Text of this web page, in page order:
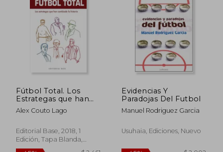
Fútbol Total. Los
Estrategas que han
Cambiado la Historia
Alex Couto Lago
Editorial Base, 2018, 1
Edición, Tapa Blanda,
Nuevo
Evidencias Y
Paradojas Del Futbol
Manuel Rodriguez Garcia
Usuhaia, Ediciones, Nuevo